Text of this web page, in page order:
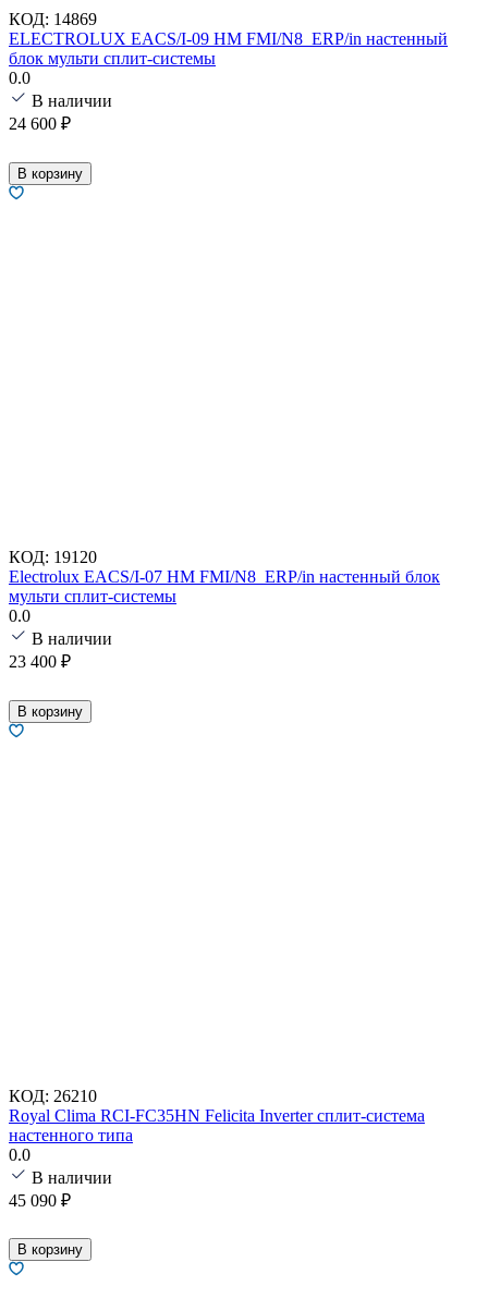
КОД: 14869
ELECTROLUX EACS/I-09 HM FMI/N8_ERP/in настенный
блок мульти сплит-системы
0.0
В наличии
24 600 ₽
В корзину
КОД: 19120
Electrolux EACS/I-07 HM FMI/N8_ERP/in настенный блок
мульти сплит-системы
0.0
В наличии
23 400 ₽
В корзину
КОД: 26210
Royal Clima RCI-FC35HN Felicita Inverter сплит-система
настенного типа
0.0
В наличии
45 090 ₽
В корзину